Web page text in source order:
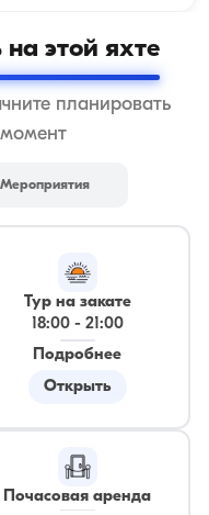
этой яхте
планировать
Мероприятия
Тур на закате
18:00- 21:00
Подробнее
Открыть
Почасовая аренда